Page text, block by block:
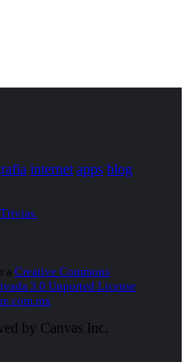
internet apps blog
a Creative Commons
3.0 Unported License
by Canvas Inc.